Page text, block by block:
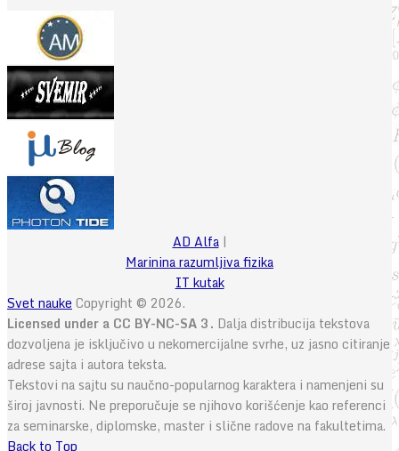
AD Alfa|
Marinina razumljiva fizika
IT kutak
Svet nauke Copyright © 2026.
Licensed under a CC BY-NC-SA 3. Dalja distribucija tekstova
dozvoljena je isključivo u nekomercijalne svrhe, uz jasno citiranje
adrese sajta i autora teksta.
Tekstovi na sajtu su naučno-popularnog karaktera i namenjeni su
široj javnosti. Ne preporučuje se njihovo korišćenje kao referenci
za seminarske, diplomske, master i slične radove na fakultetima.
Back to Top